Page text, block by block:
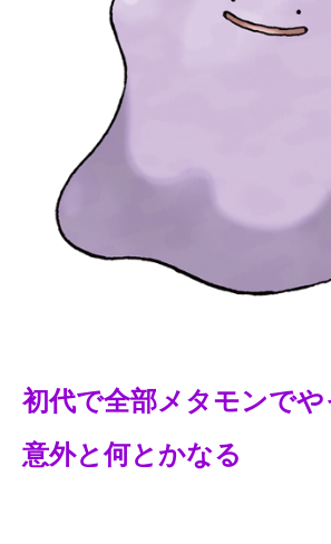
初代で全部メタモンでや
意外と何とかなる